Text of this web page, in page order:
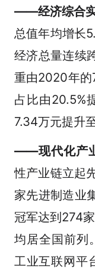
——经济综合
总值年均增长
经济总量连续
重由2020年的
占比由20.5%
7.34万元提升
——现代化产
性产业链立起
家先进制造业
冠军达到274
均居全国前列
工业互联网平